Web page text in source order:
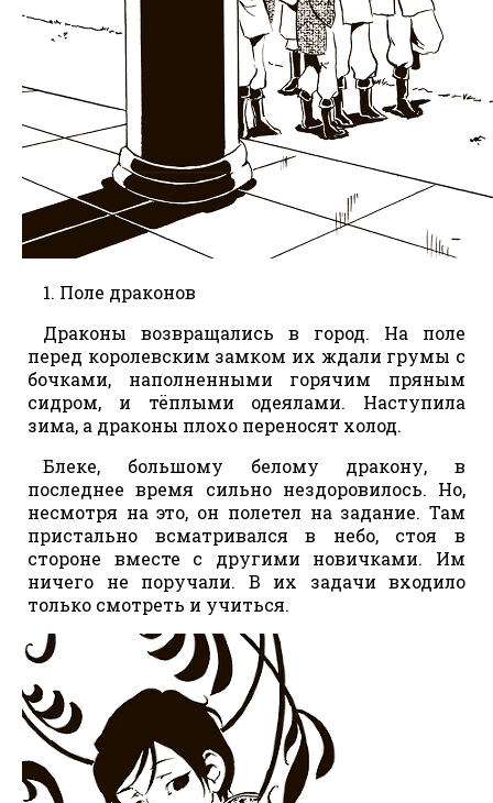
1. Поле драконов
Драконы возвращались в город. На поле
перед королевским замком их ждали грумы с
бочками, наполненными горячим пряным
сидром, и тёплыми одеялами. Наступила
зима, а драконы плохо переносят холод.
Блеке, большому белому дракону, в
последнее время сильно нездоровилось. Но,
несмотря на это, он полетел на задание. Там
пристально всматривался в небо, стоя в
стороне вместе с другими новичками. Им
ничего не поручали. В их задачи входило
только смотреть и учиться.